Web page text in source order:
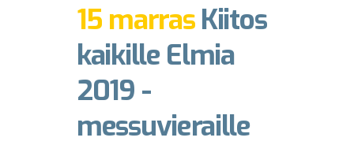
15 marras Kiitos
kaikille Elmia
2019 -
messuvieraille